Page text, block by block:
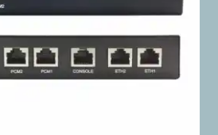
n